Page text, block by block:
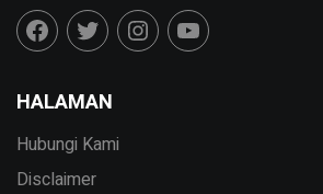
HALAMAN
Hubungi Kami
Disclaimer